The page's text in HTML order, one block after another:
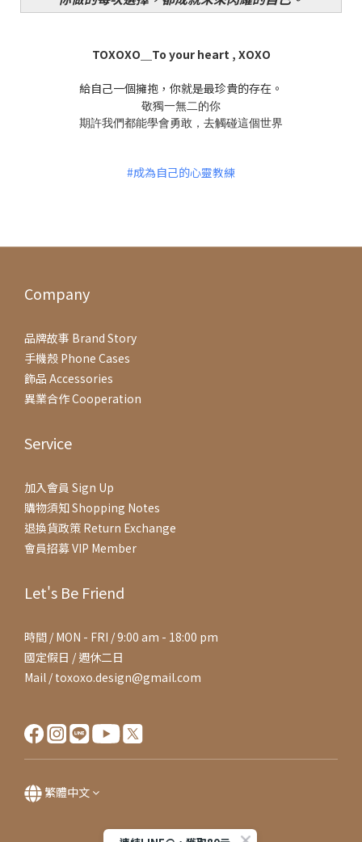
TOXOXO＿To your heart , XOXO
給自己一個擁抱，你就是最珍貴的存在。
敬獨一無二的你
期許我們都能學會勇敢，去觸碰這個世界
#成為自己的心靈教練
Company
品牌故事 Brand Story
手機殼 Phone Cases
飾品 Accessories
異業合作 Cooperation
Service
加入會員 Sign Up
購物須知 Shopping Notes
退換貨政策 Return Exchange
會員招募 VIP Member
Let's Be Friend
時間 / MON - FRI / 9:00 am - 18:00 pm
國定假日 / 週休二日
Mail / toxoxo.design@gmail.com
繁體中文